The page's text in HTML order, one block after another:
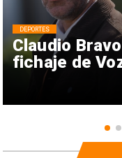
Claudio
fichaje de
DEPORTES